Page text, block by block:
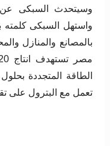
وسيتحدث السبكى عن
واستهل السبكى كلمته
بالمصانع والمنازل
تعمل مع البترول على